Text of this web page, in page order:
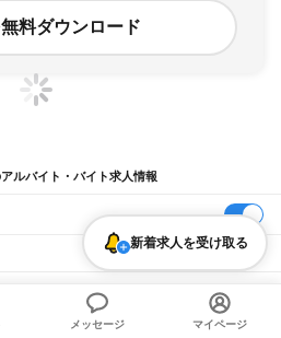
料ダウンロード
ルバイト・バイト求人情報
兵庫県 たつの市 在宅OK 資格なしで ok
職種変更なしのアルバイト・バイト・求人
新着求人を受け取る
メッセージ マイページ